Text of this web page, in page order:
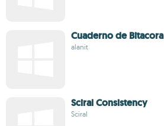
Cuaderno de Bitacora
alanit
Sciral Consistency
Sciral